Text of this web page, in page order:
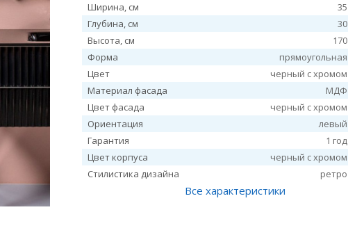
Ширина, см
35
Глубина, см
30
Высота, см
170
Форма
прямоугольная
Цвет
черный с хромом
Материал фасада
МДФ
Цвет фасада
черный с хромом
Ориентация
левый
Гарантия
1 год
Цвет корпуса
черный с хромом
Стилистика дизайна
ретро
Все характеристики